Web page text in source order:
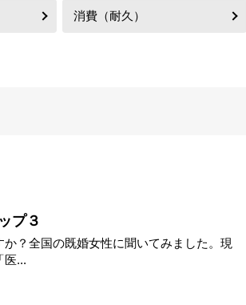
消費（耐久）
プ３
？全国の既婚女性に聞いてみました。現
医...